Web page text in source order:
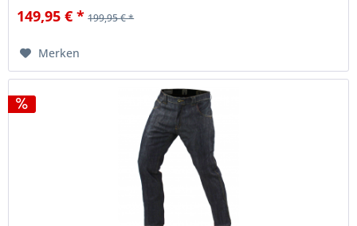
149,95 € * 199,95 € *
Merken